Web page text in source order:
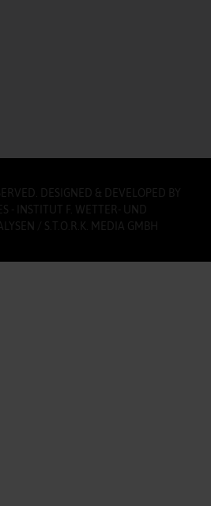
DESIGNED & DEVELOPED BY
- INSTITUT F. WETTER- UND
/ S.T.O.R.K. MEDIA GMBH